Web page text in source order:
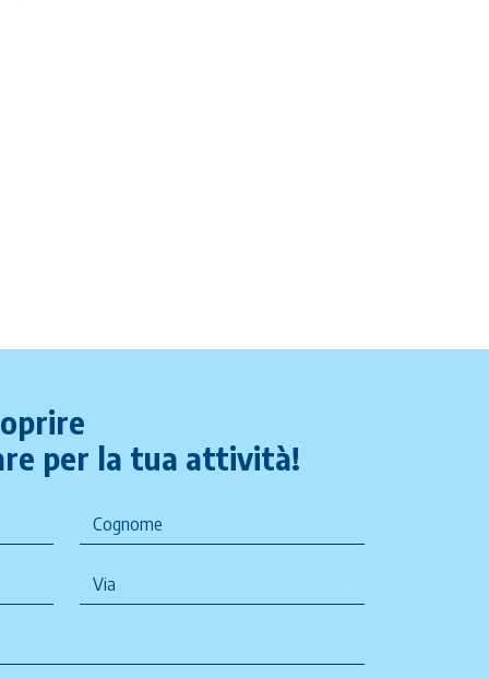
per la tua attività!